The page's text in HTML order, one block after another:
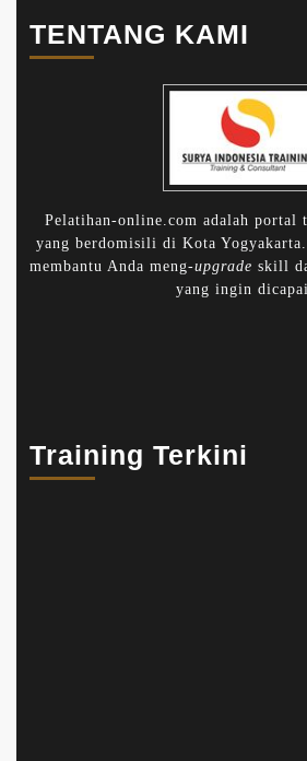
TENTANG KAMI
Pelatihan-online.com adalah portal
yang berdomisili di Kota
membantu Anda meng-upgrade skill
yang ingin dicapai.
Training Terkini